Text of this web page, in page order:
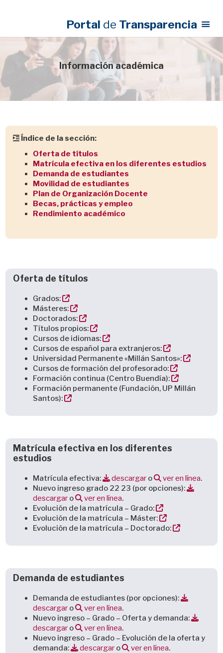
Portal de Transparencia
Información académica
Índice de la sección:
Oferta de títulos
Matrícula efectiva en los diferentes estudios
Demanda de estudiantes
Movilidad de estudiantes
Plan de Organización Docente
Becas, prácticas y empleo
Rendimiento académico
Oferta de títulos
Grados:
Másteres:
Doctorados:
Títulos propios:
Cursos de idiomas:
Cursos de español para extranjeros:
Universidad Permanente «Millán Santos»:
Cursos de formación del profesorado:
Formación continua (Centro Buendía):
Formación permanente (Fundación, UP Millán
Santos):
Matrícula efectiva en los diferentes
estudios
Matrícula efectiva: descargar o ver en línea.
Nuevo ingreso grado 22 23 (por opciones):
descargar o ver en línea.
Evolución de la matrícula – Grado:
Evolución de la matrícula – Máster:
Evolución de la matrícula – Doctorado:
Demanda de estudiantes
Demanda de estudiantes (por opciones):
descargar o ver en línea.
Nuevo ingreso – Grado – Oferta y demanda:
descargar o ver en línea.
Nuevo ingreso – Grado – Evolución de la oferta y
demanda:
descargar o ver en línea.